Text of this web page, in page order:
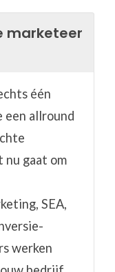
marketeer
één
een allround
gaat om
SEA,
werken